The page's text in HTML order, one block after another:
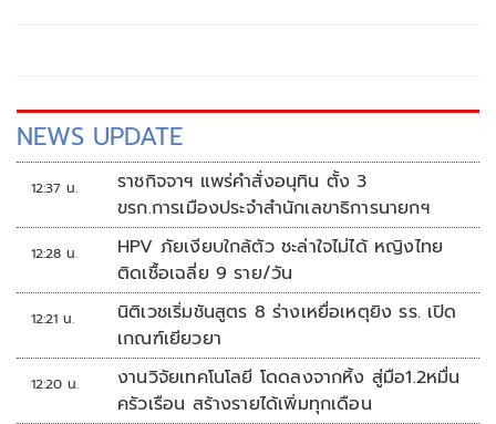
NEWS UPDATE
12:37 น.
ราชกิจจาฯ แพร่คำสั่งอนุทิน ตั้ง 3
ขรก.การเมืองประจำสำนักเลขาธิการนายกฯ
12:28 น.
HPV ภัยเงียบใกล้ตัว ชะล่าใจไม่ได้ หญิงไทย
ติดเชื้อเฉลี่ย 9 ราย/วัน
12:21 น.
นิติเวชเริ่มชันสูตร 8 ร่างเหยื่อเหตุยิง รร. เปิด
เกณฑ์เยียวยา
12:20 น.
งานวิจัยเทคโนโลยี โดดลงจากหิ้ง สู่มือ1.2หมื่น
ครัวเรือน สร้างรายได้เพิ่มทุกเดือน